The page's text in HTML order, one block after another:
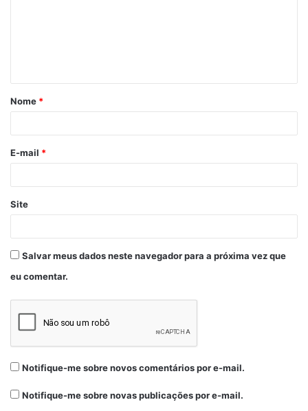
Nome *
E-mail *
Site
Salvar meus dados neste navegador para a próxima vez que
eu comentar.
Notifique-me sobre novos comentários por e-mail.
Notifique-me sobre novas publicações por e-mail.